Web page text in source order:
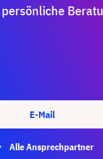
E-Mail
Alle Ansprechpartner